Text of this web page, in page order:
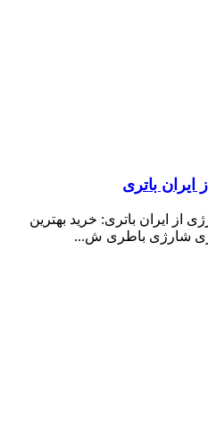
باتری
از ایران باتری: خرید بهترین
شارژی باطری ش...